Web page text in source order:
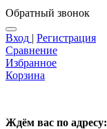
Обратный звонок
Вход | Регистрация
Сравнение
Избранное
Корзина
Ждём вас по адресу: